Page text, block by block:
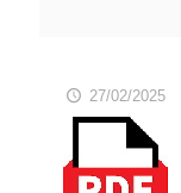
27/02/2025